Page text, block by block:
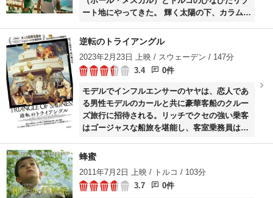
ート地にやってきた。 輝く太陽の下、カラムが
な時間をともにする。20年後、カラムと同じ年
ル）は、ローファイな映像のなかに大好きだっ
た父の、当時は知らなかった一面を見出してゆ
く......。
逆転のトライアングル
2023年2月23日 上映 / スウェーデン / 147分
3.4
0件
モデルでインフルエンサーのヤヤは、恋人であ
る男性モデルのカールと共に豪華客船のクルー
ズ旅行に招待される。リッチでクセの強い乗客
はゴージャスな船旅を堪能し、客室乗務員は彼
きながら要望に応えていたが、ある夜に船が難
いた乗員乗客たちが食料、水、そしてSNSのな
い状況にあえぐ中、トイレ清掃員が圧倒的なサ
蜂蜜
2011年7月2日 上映 / トルコ / 103分
3.7
0件